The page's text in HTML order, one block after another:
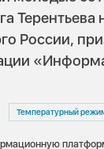
Терентьева
России,
Температурный